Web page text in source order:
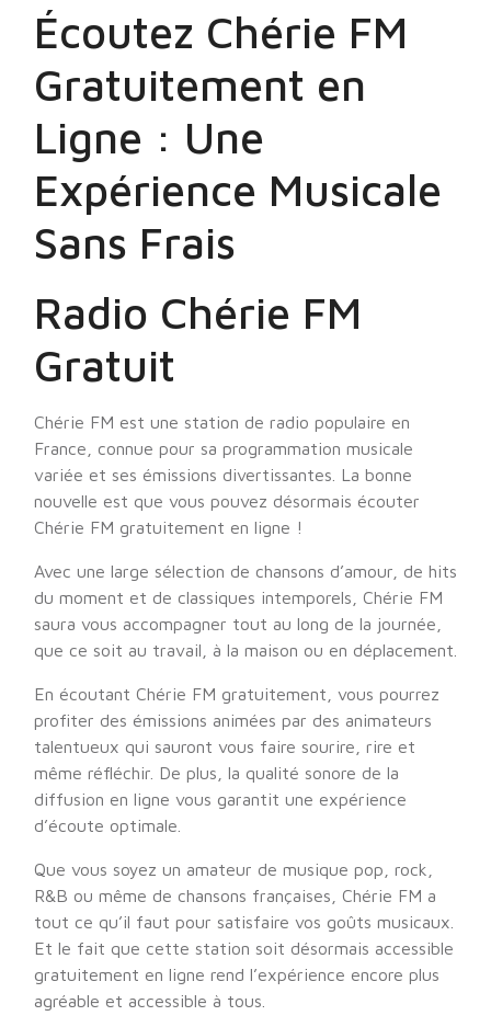
Écoutez Chérie FM
Gratuitement en
Ligne : Une
Expérience Musicale
Sans Frais
Radio Chérie FM
Gratuit
Chérie FM est une station de radio populaire en
France, connue pour sa programmation musicale
variée et ses émissions divertissantes. La bonne
nouvelle est que vous pouvez désormais écouter
Chérie FM gratuitement en ligne !
Avec une large sélection de chansons d’amour, de hits
du moment et de classiques intemporels, Chérie FM
saura vous accompagner tout au long de la journée,
que ce soit au travail, à la maison ou en déplacement.
En écoutant Chérie FM gratuitement, vous pourrez
profiter des émissions animées par des animateurs
talentueux qui sauront vous faire sourire, rire et
même réfléchir. De plus, la qualité sonore de la
diffusion en ligne vous garantit une expérience
d’écoute optimale.
Que vous soyez un amateur de musique pop, rock,
R&B ou même de chansons françaises, Chérie FM a
tout ce qu’il faut pour satisfaire vos goûts musicaux.
Et le fait que cette station soit désormais accessible
gratuitement en ligne rend l’expérience encore plus
agréable et accessible à tous.